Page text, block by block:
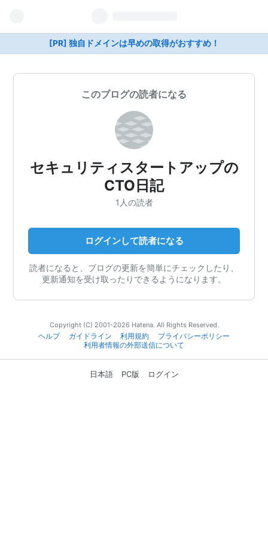
[PR] 独自ドメインは早めの取得がおすすめ！
このブログの読者になる
セキュリティスタートアップの
CTO日記
1人の読者
ログインして読者になる
読者になると、ブログの更新を簡単にチェックしたり、
更新通知を受け取ったりできるようになります。
Copyright (C) 2001-2026 Hatena. All Rights Reserved.
ヘルプ
ガイドライン 利用規約
プライバシーポリシー
利用者情報の外部送信について
日本語 PC版 ログイン